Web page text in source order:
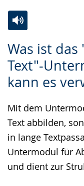
Was ist
Text"-
kann es
Mit dem
Text abbilden,
in lange
Untermodul für
und dient zur
Leichten
Sprache
wechseln.
Audio-
Unterstützung.
Video
in
Deutscher
wird
angezeigt.